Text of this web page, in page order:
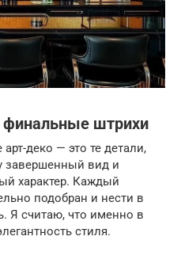
финальные штрихи
деко — это те детали,
завершенный вид и
характер. Каждый
подобран и нести в
Я считаю, что именно в
стиля.